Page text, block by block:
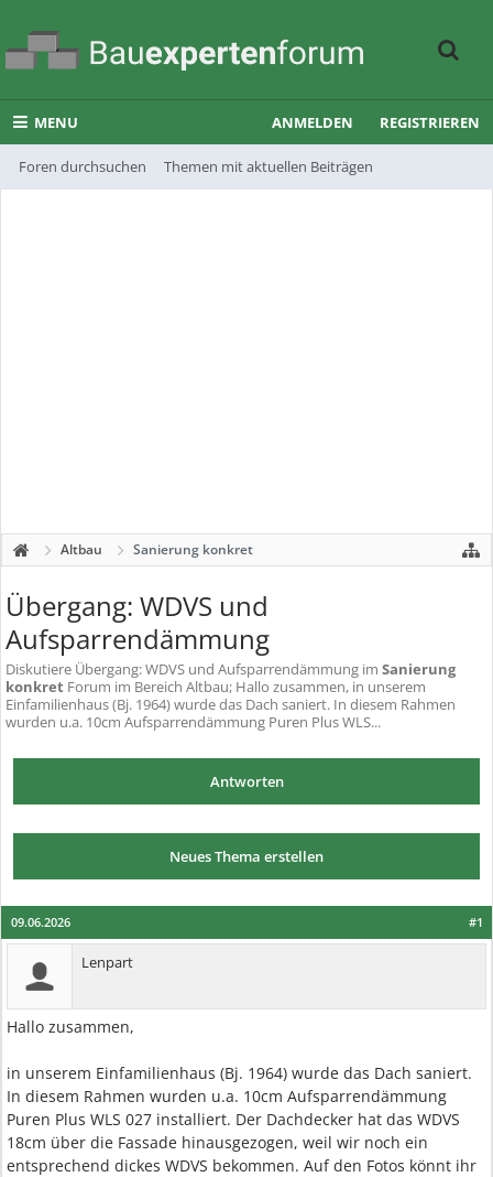
MENU
Foren durchsuchen Themen mit aktuellen Beiträgen
ANMELDEN REGISTRIEREN
Altbau Sanierung konkret
Übergang: WDVS und
Aufsparrendämmung
Diskutiere Übergang: WDVS und Aufsparrendämmung im Sanierung
konkret Forum im Bereich Altbau; Hallo zusammen, in unserem
Einfamilienhaus (Bj. 1964) wurde das Dach saniert. In diesem Rahmen
wurden u.a. 10cm Aufsparrendämmung Puren Plus WLS...
Antworten
Neues Thema erstellen
#1
09.06.2026
Lenpart
Hallo zusammen,
in unserem Einfamilienhaus (Bj. 1964) wurde das Dach saniert.
In diesem Rahmen wurden u.a. 10cm Aufsparrendämmung
Puren Plus WLS 027 installiert. Der Dachdecker hat das WDVS
18cm über die Fassade hinausgezogen, weil wir noch ein
entsprechend dickes WDVS bekommen. Auf den Fotos könnt ihr